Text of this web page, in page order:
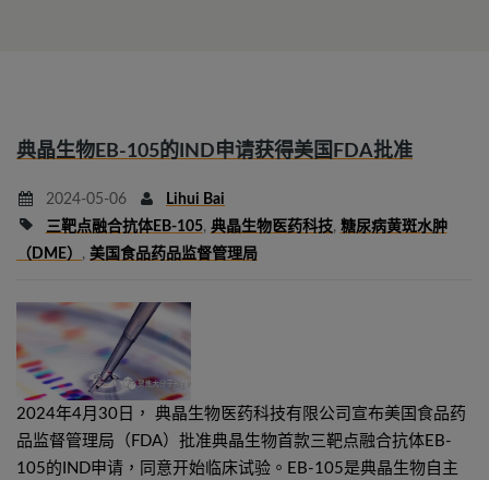
典晶生物EB-105的IND申请获得美国FDA批准
2024-05-06
Lihui Bai
三靶点融合抗体EB-105, 典晶生物医药科技, 糖尿病黄斑水肿
（DME） , 美国食品药品监督管理局
2024年4月30日， 典晶生物医药科技有限公司宣布美国食品药
品监督管理局（FDA）批准典晶生物首款三靶点融合抗体EB-
105的IND申请，同意开始临床试验。EB-105是典晶生物自主